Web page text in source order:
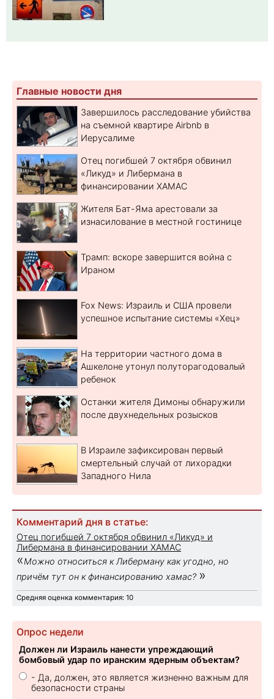
Главные новости дня
Завершилось расследование убийства
на съемной квартире Airbnb в
Иерусалиме
Отец погибшей 7 октября обвинил
«Ликуд» и Либермана в
финансировании ХАМАС
Жителя Бат-Яма арестовали за
изнасилование в местной гостинице
Трамп: вскоре завершится война с
Ираном
Fox News: Израиль и США провели
успешное испытание системы «Хец»
На территории частного дома в
Ашкелоне утонул полуторагодовалый
ребенок
Останки жителя Димоны обнаружили
после двухнедельных розысков
В Израиле зафиксирован первый
смертельный случай от лихорадки
Западного Нила
Комментарий дня в статье:
Отец погибшей 7 октября обвинил «Ликуд» и
Либермана в финансировании ХАМАС
«Можно относиться к Либерману как угодно, но
причём тут он к финансированию хамас? »
Средняя оценка комментария: 10
Опрос недели
Должен ли Израиль нанести упреждающий
бомбовый удар по иранским ядерным объектам?
- Да, должен, это является жизненно важным для
безопасности страны